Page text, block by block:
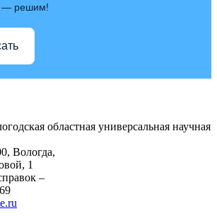
— решим!
областная универсальная научная
Вологда,
1
–